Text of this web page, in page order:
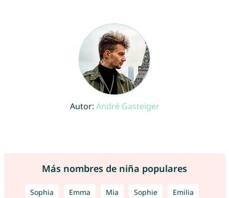
Autor: André Gasteiger
Más nombres de niña populares
Sophia Emma Mia Sophie Emilia